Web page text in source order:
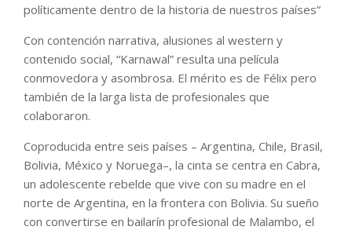
políticamente dentro de la historia de nuestros países”
Con contención narrativa, alusiones al western y
contenido social, “Karnawal” resulta una película
conmovedora y asombrosa. El mérito es de Félix pero
también de la larga lista de profesionales que
colaboraron.
Coproducida entre seis países – Argentina, Chile, Brasil,
Bolivia, México y Noruega–, la cinta se centra en Cabra,
un adolescente rebelde que vive con su madre en el
norte de Argentina, en la frontera con Bolivia. Su sueño
con convertirse en bailarín profesional de Malambo, el